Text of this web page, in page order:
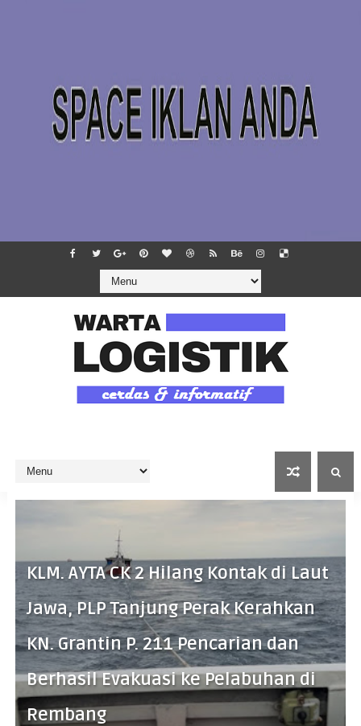
KLM. AYTA CK 2 Hilang Kontak di Laut
Jawa, PLP Tanjung Perak Kerahkan
KN. Grantin P. 211 Pencarian dan
Berhasil Evakuasi ke Pelabuhan di
Rembang